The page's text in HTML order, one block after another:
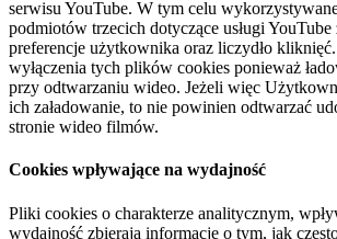
serwisu YouTube. W tym celu
podmiotów trzecich dotyczące usługi
preferencje użytkownika oraz liczydło
wyłączenia tych plików cookies ponieważ
przy odtwarzaniu wideo. Jeżeli więc
ich załadowanie, to nie powinien odtwarzać
stronie wideo filmów.
Cookies wpływające na wydajność
Pliki cookies o charakterze analitycznym,
wydajność zbierają informację o tym, jak